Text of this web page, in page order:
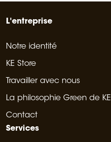
L'entreprise
Notre identité
KE Store
Travailler avec nous
La philosophie Green de KE
Contact
Services